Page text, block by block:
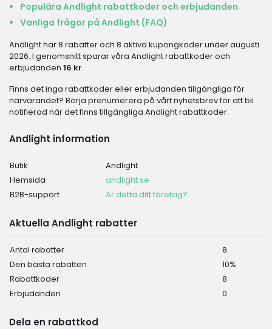
Populära Andlight rabattkoder och erbjudanden
Vanliga frågor på Andlight (FAQ)
Andlight har 8 rabatter och 8 aktiva kupongkoder under augusti
2026. I genomsnitt sparar våra Andlight rabattkoder och
erbjudanden 16 kr.
Finns det inga rabattkoder eller erbjudanden tillgängliga för
närvarandet? Börja prenumerera på vårt nyhetsbrev för att bli
notifierad när det finns tillgängliga Andlight rabattkoder.
Andlight information
Butik
Andlight
Hemsida
andlight.se
B2B-support
Är detta ditt företag?
Aktuella Andlight rabatter
Antal rabatter
8
Den bästa rabatten
10%
Rabattkoder
8
Erbjudanden
0
Dela en rabattkod